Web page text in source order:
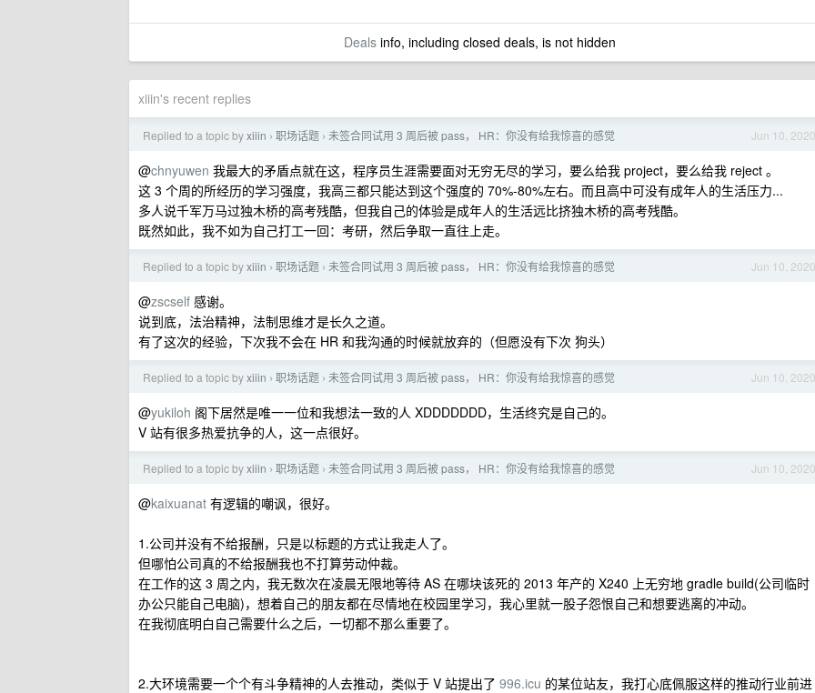
Dealsinfo, including closed deals, is not hidden
xiiin's recent replies
Jun 10, 2020
Replied to a topic byxiiin › 职场话题 › 未签合同试用 3 周后被 pass， HR：你没有给我惊喜的感觉
@chnyuwen 我最大的矛盾点就在这，程序员生涯需要面对无穷无尽的学习，要么给我 project，要么给我 reject 。
这 3 个周的所经历的学习强度，我高三都只能达到这个强度的 70%-80%左右。而且高中可没有成年人的生活压力...
多人说千军万马过独木桥的高考残酷，但我自己的体验是成年人的生活远比挤独木桥的高考残酷。
既然如此，我不如为自己打工一回：考研，然后争取一直往上走。
Jun 10, 2020
Replied to a topic byxiiin › 职场话题 › 未签合同试用 3 周后被 pass， HR：你没有给我惊喜的感觉
@zscself 感谢。
说到底，法治精神，法制思维才是长久之道。
有了这次的经验，下次我不会在 HR 和我沟通的时候就放弃的（但愿没有下次 狗头）
Jun 10, 2020
Replied to a topic byxiiin › 职场话题 › 未签合同试用 3 周后被 pass， HR：你没有给我惊喜的感觉
@yukiloh 阁下居然是唯一一位和我想法一致的人 XDDDDDDD，生活终究是自己的。
V 站有很多热爱抗争的人，这一点很好。
Jun 10, 2020
Replied to a topic byxiiin › 职场话题 › 未签合同试用 3 周后被 pass， HR：你没有给我惊喜的感觉
@kaixuanat 有逻辑的嘲讽，很好。
1.公司并没有不给报酬，只是以标题的方式让我走人了。
但哪怕公司真的不给报酬我也不打算劳动仲裁。
在工作的这 3 周之内，我无数次在凌晨无限地等待 AS 在哪块该死的 2013 年产的 X240 上无穷地 gradle build(公司临时
办公只能自己电脑)，想着自己的朋友都在尽情地在校园里学习，我心里就一股子怨恨自己和想要逃离的冲动。
在我彻底明白自己需要什么之后，一切都不那么重要了。
2.大环境需要一个个有斗争精神的人去推动，类似于 V 站提出了 996.icu 的某位站友，我打心底佩服这样的推动行业前进